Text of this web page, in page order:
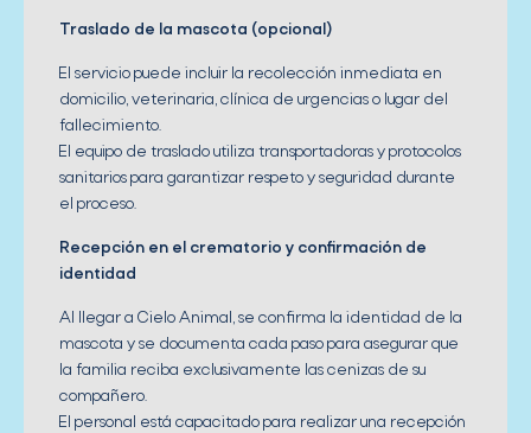
Traslado de la mascota (opcional)
El servicio puede incluir la recolección inmediata en
domicilio, veterinaria, clínica de urgencias o lugar del
fallecimiento.
El equipo de traslado utiliza transportadoras y protocolos
sanitarios para garantizar respeto y seguridad durante
el proceso.
Recepción en el crematorio y confirmación de
identidad
Al llegar a Cielo Animal, se confirma la identidad de la
mascota y se documenta cada paso para asegurar que
la familia reciba exclusivamente las cenizas de su
compañero.
El personal está capacitado para realizar una recepción